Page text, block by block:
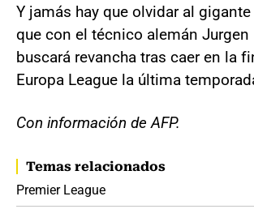
Y jamás hay que olvidar al
que con el técnico alemán Jurgen
buscará revancha tras caer en la
Europa League la última
Con información de AFP.
Temas relacionados
Premier League